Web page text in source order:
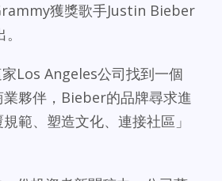
獲獎歌手Justin Bieber
Los Angeles公司找到一個
業夥伴，Bieber的品牌尋求進
範、塑造文化、連接社區」